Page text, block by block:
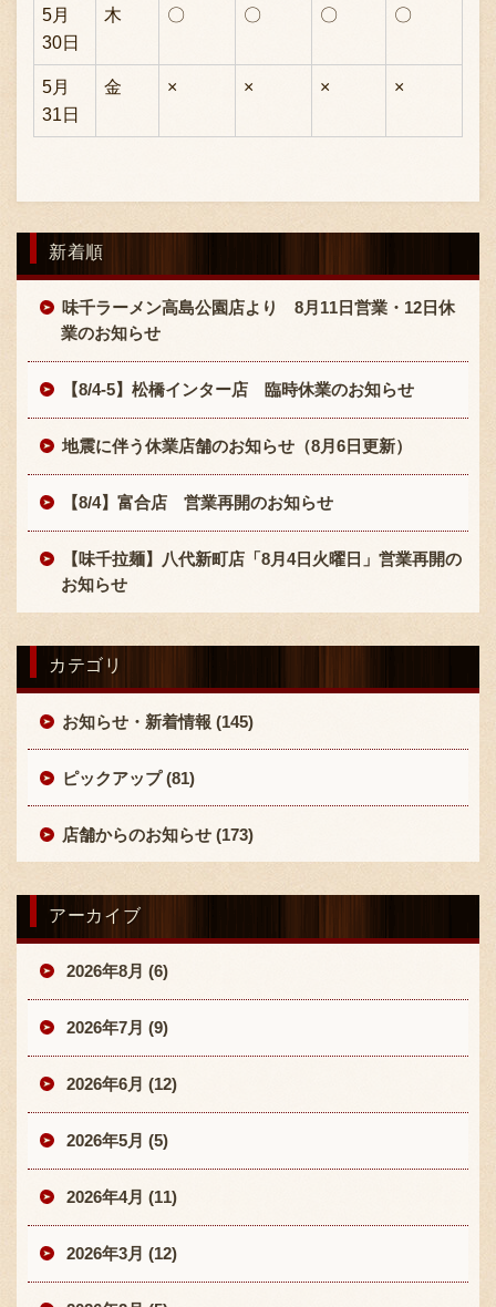
5月
30日
木 〇 〇 〇 〇
5月
31日
金 × × × ×
新着順
味千ラーメン高島公園店より 8月11日営業・12日休
業のお知らせ
【8/4-5】松橋インター店 臨時休業のお知らせ
地震に伴う休業店舗のお知らせ（8月6日更新）
【8/4】富合店 営業再開のお知らせ
【味千拉麺】八代新町店「8月4日火曜日」営業再開の
お知らせ
カテゴリ
お知らせ・新着情報 (145)
ピックアップ (81)
店舗からのお知らせ (173)
アーカイブ
2026年8月 (6)
2026年7月 (9)
2026年6月 (12)
2026年5月 (5)
2026年4月 (11)
2026年3月 (12)